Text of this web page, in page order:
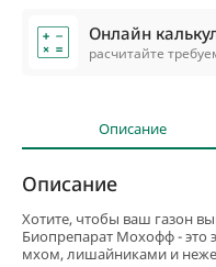
Онлайн
расчитайте
Описание
Описание
Хотите, чтобы ваш газон
Биопрепарат Мохофф - это
мхом, лишайниками и